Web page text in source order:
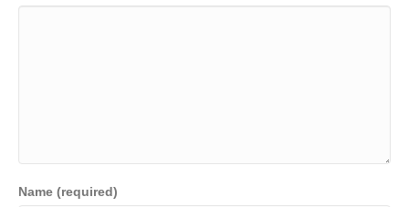
Name (required)